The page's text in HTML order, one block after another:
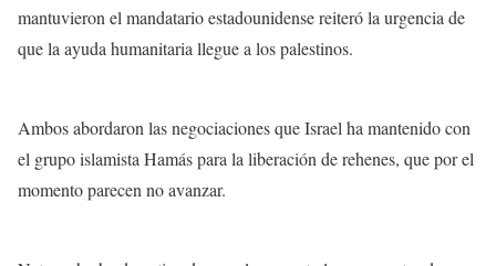
mantuvieron el mandatario estadounidense reiteró la urgencia de
que la ayuda humanitaria llegue a los palestinos.
Ambos abordaron las negociaciones que Israel ha mantenido con
el grupo islamista Hamás para la liberación de rehenes, que por el
momento parecen no avanzar.